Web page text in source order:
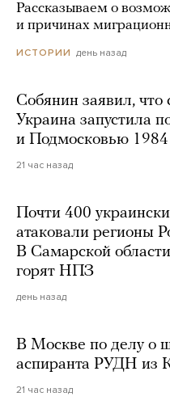
Рассказываем о
и причинах
ИСТОРИИ день назад
Собянин заявил, что
Украина запустила
и Подмосковью 1984
21 час назад
Почти 400
атаковали регионы
В Самарской
горят НПЗ
день назад
В Москве по делу о
аспиранта РУДН из
21 час назад